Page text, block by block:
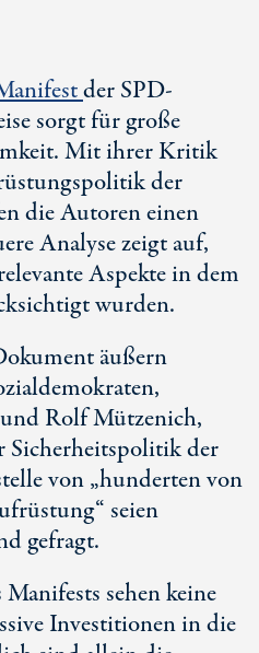
der SPD-
sorgt für große
Mit ihrer Kritik
der
die Autoren einen
Analyse zeigt auf,
Aspekte in dem
wurden.
äußern
Rolf Mützenich,
der
von „hunderten von
seien
gefragt.
sehen keine
Investitionen in die